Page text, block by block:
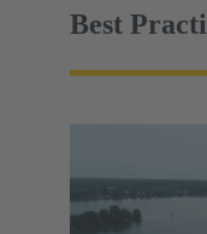
übertragen.
Best